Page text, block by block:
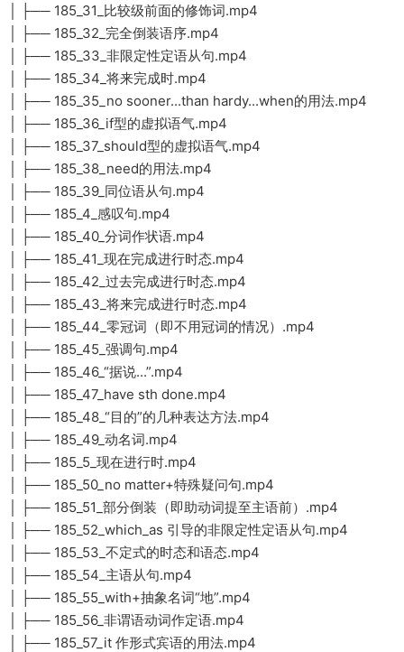
│ ├── 185_31_比较级前面的修饰词.mp4
│ ├── 185_32_完全倒装语序.mp4
│ ├── 185_33_非限定性定语从句.mp4
│ ├── 185_34_将来完成时.mp4
│ ├── 185_35_no sooner...than hardy...when的用法.mp4
│ ├── 185_36_if型的虚拟语气.mp4
│ ├── 185_37_should型的虚拟语气.mp4
│ ├── 185_38_need的用法.mp4
│ ├── 185_39_同位语从句.mp4
│ ├── 185_4_感叹句.mp4
│ ├── 185_40_分词作状语.mp4
│ ├── 185_41_现在完成进行时态.mp4
│ ├── 185_42_过去完成进行时态.mp4
│ ├── 185_43_将来完成进行时态.mp4
│ ├── 185_44_零冠词（即不用冠词的情况）.mp4
│ ├── 185_45_强调句.mp4
│ ├── 185_46_“据说...”.mp4
│ ├── 185_47_have sth done.mp4
│ ├── 185_48_“目的”的几种表达方法.mp4
│ ├── 185_49_动名词.mp4
│ ├── 185_5_现在进行时.mp4
│ ├── 185_50_no matter+特殊疑问句.mp4
│ ├── 185_51_部分倒装（即助动词提至主语前）.mp4
│ ├── 185_52_which_as 引导的非限定性定语从句.mp4
│ ├── 185_53_不定式的时态和语态.mp4
│ ├── 185_54_主语从句.mp4
│ ├── 185_55_with+抽象名词“地”.mp4
│ ├── 185_56_非谓语动词作定语.mp4
│ ├── 185_57_it 作形式宾语的用法.mp4